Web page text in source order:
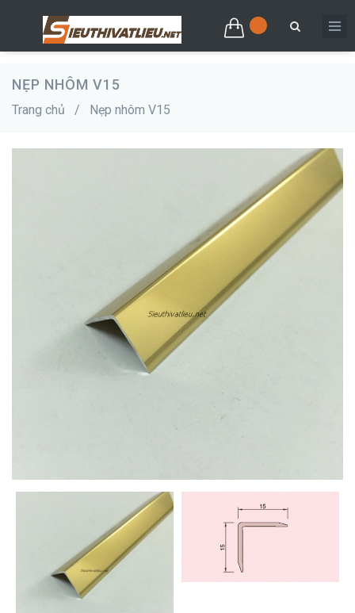
NẸP NHÔM V15
Trang chủ / Nẹp nhôm V15